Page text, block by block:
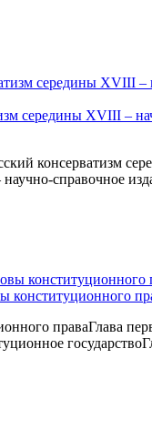
середины XVIII –
консерватизм
справочное
конституционного
праваГлава